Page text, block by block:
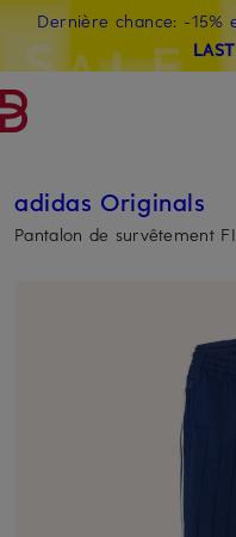
PASSER AU CONTENU
Dernière chance: -15%
adidas Originals
Pantalon de survêtement